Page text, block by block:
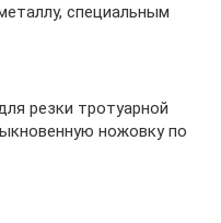
специальным
резки тротуарной
ножовку по